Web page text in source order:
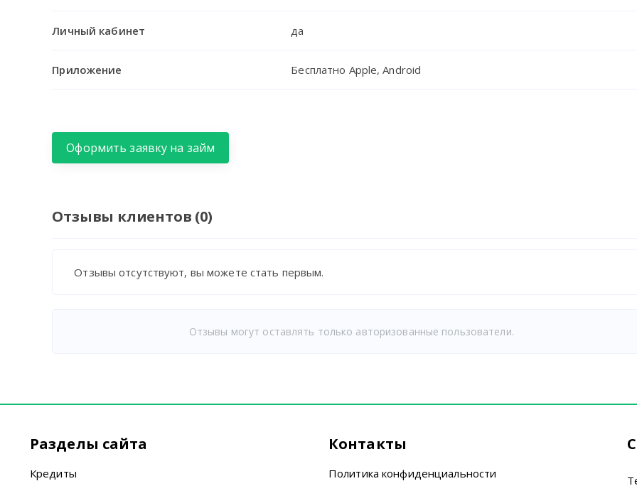
Личный кабинет да
Приложение Бесплатно Apple, Android
Оформить заявку на займ
Отзывы клиентов (0)
Отзывы отсутствуют, вы можете стать первым.
Отзывы могут оставлять только авторизованные пользователи.
Разделы сайта
Кредиты
Контакты
Политика конфиденциальности